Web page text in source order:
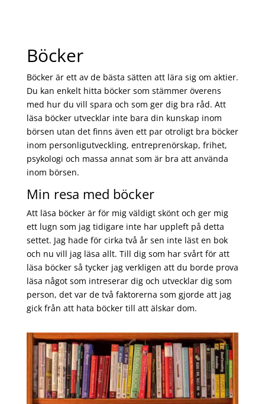
Böcker
Böcker är ett av de bästa sätten att lära sig om aktier.
Du kan enkelt hitta böcker som stämmer överens
med hur du vill spara och som ger dig bra råd. Att
läsa böcker utvecklar inte bara din kunskap inom
börsen utan det finns även ett par otroligt bra böcker
inom personligutveckling, entreprenörskap, frihet,
psykologi och massa annat som är bra att använda
inom börsen.
Min resa med böcker
Att läsa böcker är för mig väldigt skönt och ger mig
ett lugn som jag tidigare inte har uppleft på detta
settet. Jag hade för cirka två år sen inte läst en bok
och nu vill jag läsa allt. Till dig som har svårt för att
läsa böcker så tycker jag verkligen att du borde prova
läsa något som intreserar dig och utvecklar dig som
person, det var de två faktorerna som gjorde att jag
gick från att hata böcker till att älskar dom.